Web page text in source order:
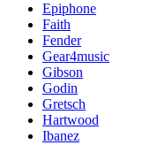
Epiphone
Faith
Fender
Gear4music
Gibson
Godin
Gretsch
Hartwood
Ibanez